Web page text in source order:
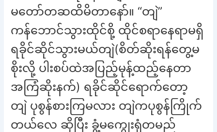
မတော်တဆထိမိတာနော်။ “တျဲ”
ကန်ဘောင်သွားထိုင်စို့ ထိုင်စရာနေရာမရှိ
ရခိုင်ဆိုင်သွားမယ်တျဲ(စိတ်ဆိုးရန်တွေ့မ
စိုးလို့ ပါးစပ်ထဲအပြည့်မုန့်ထည့်နေတာ
အကြံဆိုးနက်) ရခိုင်ဆိုင်ရောက်တော့
တျဲ ပုစွန်စားကြမလား တျဲကပုစွန်ကြိုက်
တယ်လေ ဆိုပြီး ခွံ့မကျွေးရုံတမည်